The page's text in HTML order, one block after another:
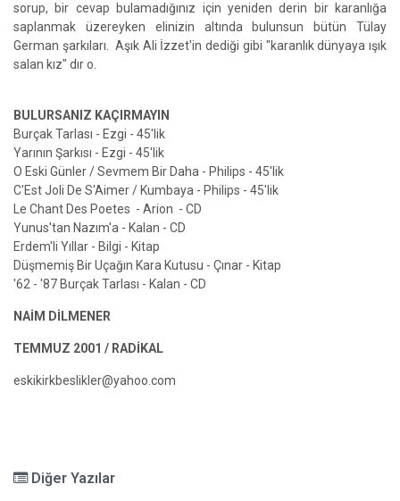
sorup, bir cevap bulamadığınız için yeniden derin bir karanlığa
saplanmak üzereyken elinizin altında bulunsun bütün Tülay
German şarkıları. Aşık Ali İzzet'in dediği gibi "karanlık dünyaya ışık
salan kız" dır o.
BULURSANIZ KAÇIRMAYIN
Burçak Tarlası - Ezgi - 45'lik
Yarının Şarkısı - Ezgi - 45'lik
O Eski Günler / Sevmem Bir Daha - Philips - 45'lik
C'Est Joli De S'Aimer / Kumbaya - Philips - 45'lik
Le Chant Des Poetes - Arion - CD
Yunus'tan Nazım'a - Kalan - CD
Erdem'li Yıllar - Bilgi - Kitap
Düşmemiş Bir Uçağın Kara Kutusu - Çınar - Kitap
'62 - '87 Burçak Tarlası - Kalan - CD
NAİM DİLMENER
TEMMUZ 2001 / RADİKAL
eskikirkbeslikler@yahoo.com
Diğer Yazılar